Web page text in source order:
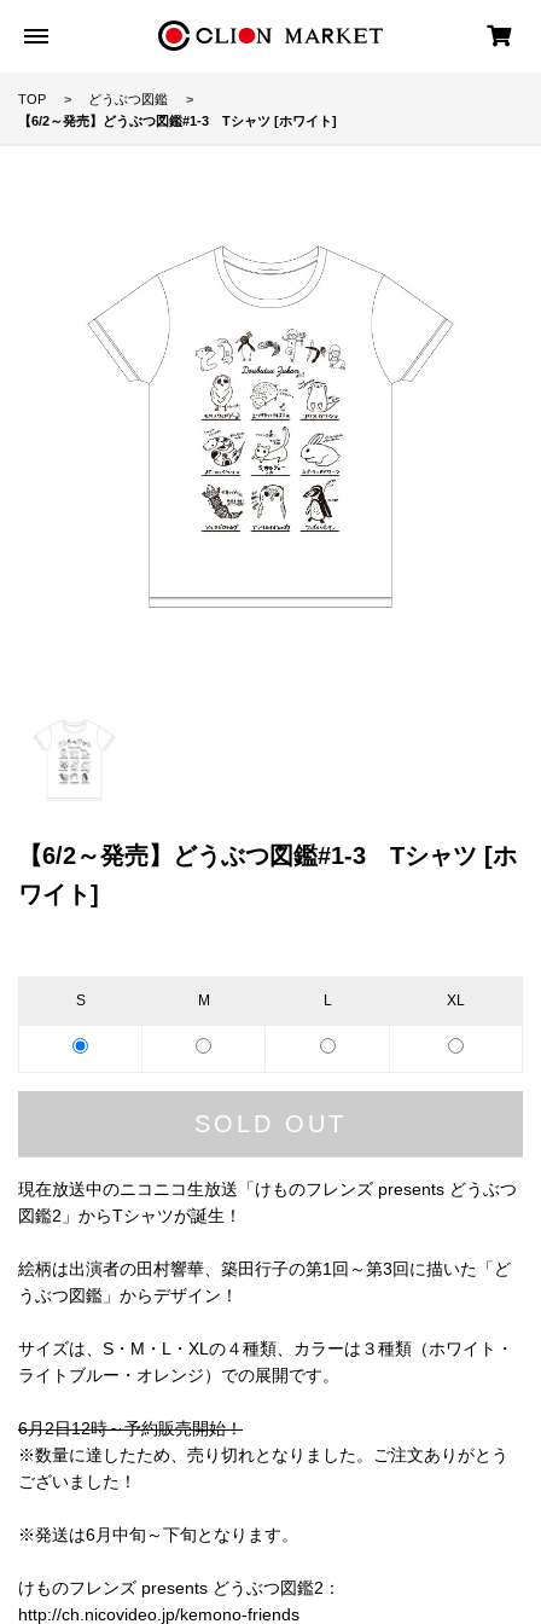
TOP
どうぶつ図鑑
【6/2～発売】どうぶつ図鑑#1-3 Tシャツ [ホワイト]
【6/2～発売】どうぶつ図鑑#1-3 Tシャツ [ホ
ワイト]
S M L XL
SOLD OUT
現在放送中のニコニコ生放送「けものフレンズ presents どうぶつ
図鑑2」からTシャツが誕生！
絵柄は出演者の田村響華、築田行子の第1回～第3回に描いた「ど
うぶつ図鑑」からデザイン！
サイズは、S・M・L・XLの４種類、カラーは３種類（ホワイト・
ライトブルー・オレンジ）での展開です。
6月2日12時～予約販売開始！
※数量に達したため、売り切れとなりました。ご注文ありがとう
ございました！
※発送は6月中旬～下旬となります。
けものフレンズ presents どうぶつ図鑑2：
http://ch.nicovideo.jp/kemono-friends